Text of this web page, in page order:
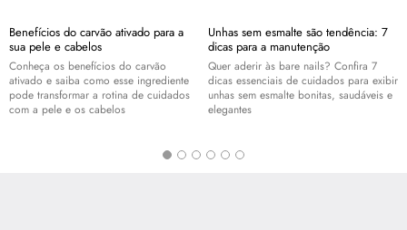
Benefícios do carvão ativado para a
sua pele e cabelos
Conheça os benefícios do carvão
ativado e saiba como esse ingrediente
pode transformar a rotina de cuidados
com a pele e os cabelos
Unhas sem esmalte são tendência: 7
dicas para a manutenção
Quer aderir às bare nails? Confira 7
dicas essenciais de cuidados para exibir
unhas sem esmalte bonitas, saudáveis e
elegantes